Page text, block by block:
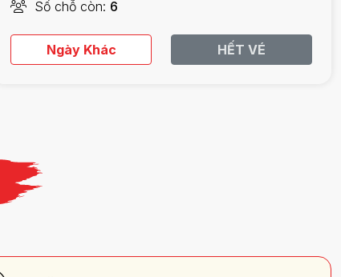
Số chỗ còn 6
Ngày Khác HẾT VÉ